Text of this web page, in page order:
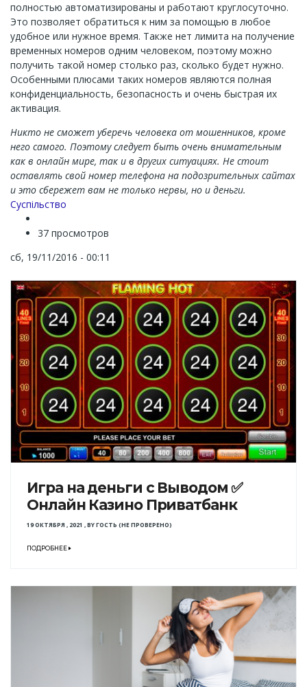
полностью автоматизированы и работают круглосуточно.
Это позволяет обратиться к ним за помощью в любое
удобное или нужное время. Также нет лимита на получение
временных номеров одним человеком, поэтому можно
получить такой номер столько раз, сколько будет нужно.
Особенными плюсами таких номеров являются полная
конфиденциальность, безопасность и очень быстрая их
активация.
Никто не сможет уберечь человека от мошенников, кроме
него самого. Поэтому следует быть очень внимательным
как в онлайн мире, так и в других ситуациях. Не стоит
оставлять свой номер телефона на подозрительных сайтах
и это сбережет вам не только нервы, но и деньги.
Суспільство
37 просмотров
сб, 19/11/2016 - 00:11
Игра на деньги с Выводом ✅
Онлайн Казино Приватбанк
19 ОКТЯБРЯ , 2021 ,BYГОСТЬ (НЕ ПРОВЕРЕНО)
ПОДРОБНЕЕ